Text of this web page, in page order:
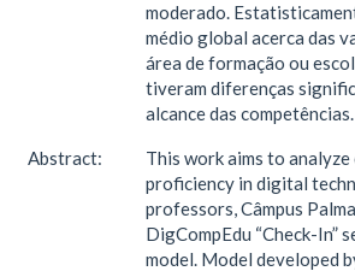
moderado.
médio global acerca das
área de formação ou
tiveram diferenças
alcance das competências.
Abstract:
This work aims to
proficiency in digital
professors, Câmpus
DigCompEdu “Check-In”
model. Model developed